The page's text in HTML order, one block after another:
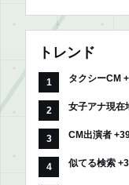
トレンド
タクシーCM
女子アナ現在
CM出演者
似てる検索